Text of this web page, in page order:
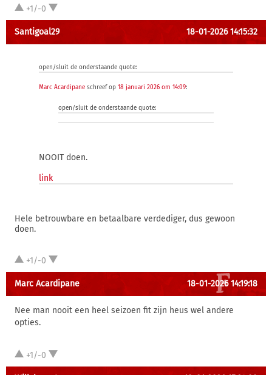
+1/-0
Santigoal29 18-01-2026 14:15:32
open/sluit de onderstaande quote:
Marc Acardipane schreef op 18 januari 2026 om 14:09:
open/sluit de onderstaande quote:
NOOIT doen.
link
Hele betrouwbare en betaalbare verdediger, dus gewoon
doen.
+1/-0
Marc Acardipane 18-01-2026 14:19:18
Nee man nooit een heel seizoen fit zijn heus wel andere
opties.
+1/-0